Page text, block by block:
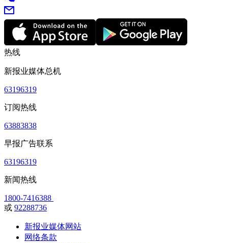
热线
新报业媒体总机
63196319
订阅热线
63883838
早报广告联系
63196319
新闻热线
1800-7416388
或 92288736
新报业媒体网站
网络条款